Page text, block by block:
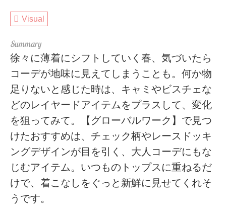
Visual
徐々に薄着にシフトしていく春、気づいたら
コーデが地味に見えてしまうことも。何か物
足りないと感じた時は、キャミやビスチェな
どのレイヤードアイテムをプラスして、変化
を狙ってみて。【グローバルワーク】で見つ
けたおすすめは、チェック柄やレースドッキ
ングデザインが目を引く、大人コーデにもな
じむアイテム。いつものトップスに重ねるだ
けで、着こなしをぐっと新鮮に見せてくれそ
うです。